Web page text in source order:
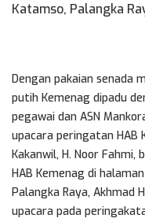
Katamso, Palangka
Dengan pakaian senada
putih Kemenag dipadu
pegawai dan ASN
upacara peringatan
Kakanwil, H. Noor
HAB Kemenag di
Palangka Raya, Akhmad
upacara pada